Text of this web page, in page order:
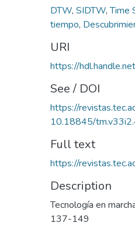
DTW, SIDTW,Time
tiempo,
URI
https://
See / DOI
https://
10.18845/
Full text
https://
Description
Tecnología en
137-149